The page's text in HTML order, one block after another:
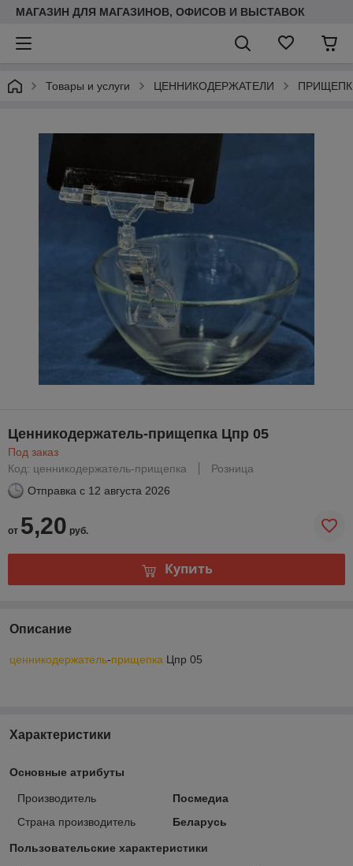
МАГАЗИН ДЛЯ МАГАЗИНОВ, ОФИСОВ И ВЫСТАВОК
Товары и услуги ЦЕННИКОДЕРЖАТЕЛИ
Ценникодержатель-прищепка Цпр 05
Под заказ
Код: ценникодержатель-прищепка
Розница
Отправка с 12 августа 2026
от 5,20 руб.
Купить
Описание
ценникодержатель-прищепка Цпр 05
Характеристики
Основные атрибуты
Производитель
Посмедиа
Страна производитель
Беларусь
Пользовательские характеристики